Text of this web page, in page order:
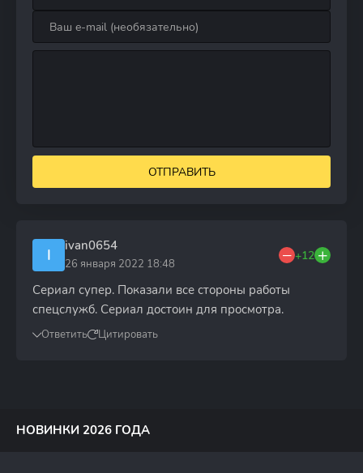
ОТПРАВИТЬ
I ivan0654
26 января 2022 18:48
+12
Сериал супер. Показали все стороны работы
спецслужб. Сериал достоин для просмотра.
Ответить Цитировать
НОВИНКИ 2026 ГОДА